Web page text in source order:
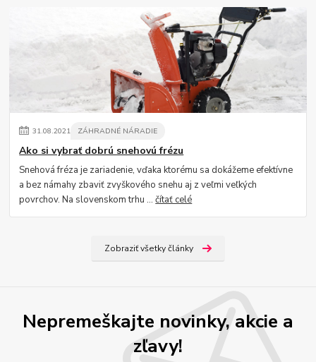
31.08.2021 ZÁHRADNÉ NÁRADIE
Ako si vybrať dobrú snehovú frézu
Snehová fréza je zariadenie, vďaka ktorému sa dokážeme efektívne
a bez námahy zbaviť zvyškového snehu aj z veľmi veľkých
povrchov. Na slovenskom trhu ...čítať celé
Zobraziť všetky články
Nepremeškajte novinky, akcie a
zľavy!